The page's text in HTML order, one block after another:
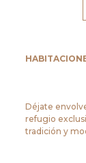
Déjate
refugio
tradición y